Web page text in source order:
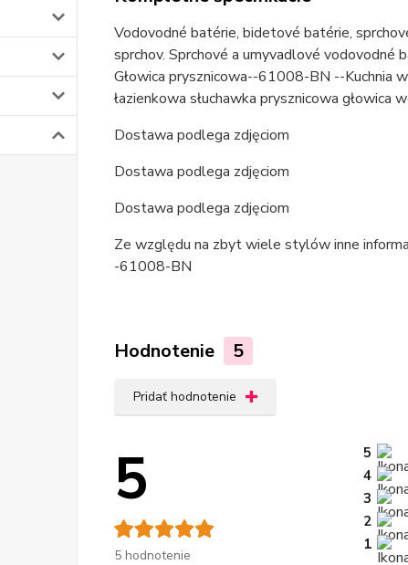
Vodovodné batérie, bidetové batérie,
sprchov. Sprchové a umyvadlové vodovodné
Głowica prysznicowa--61008-BN --Kuchnia
łazienkowa słuchawka prysznicowa głowica
Dostawa podlega zdjęciom
Dostawa podlega zdjęciom
Dostawa podlega zdjęciom
Ze względu na zbyt wiele stylów inne
-61008-BN
Hodnotenie 5
Pridať hodnotenie
5
5 hodnotenie
5
4
3
2
1